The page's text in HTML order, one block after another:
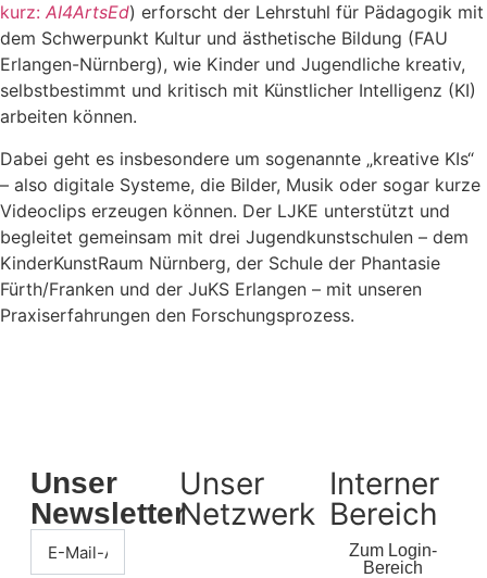
kurz: AI4ArtsEd) erforscht der Lehrstuhl für Pädagogik mit
dem Schwerpunkt Kultur und ästhetische Bildung (FAU
Erlangen-Nürnberg), wie Kinder und Jugendliche kreativ,
selbstbestimmt und kritisch mit Künstlicher Intelligenz (KI)
arbeiten können.
Dabei geht es insbesondere um sogenannte „kreative KIs“
– also digitale Systeme, die Bilder, Musik oder sogar kurze
Videoclips erzeugen können. Der LJKE unterstützt und
begleitet gemeinsam mit drei Jugendkunstschulen – dem
KinderKunstRaum Nürnberg, der Schule der Phantasie
Fürth/Franken und der JuKS Erlangen – mit unseren
Praxiserfahrungen den Forschungsprozess.
Unser
Newsletter
Unser
Netzwerk
Interner
Bereich
Zum Login-
Bereich